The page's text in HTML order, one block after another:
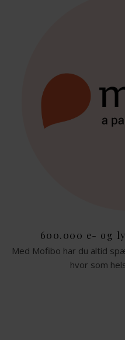
600.000 e- og
Med Mofibo har du altid
hvor som